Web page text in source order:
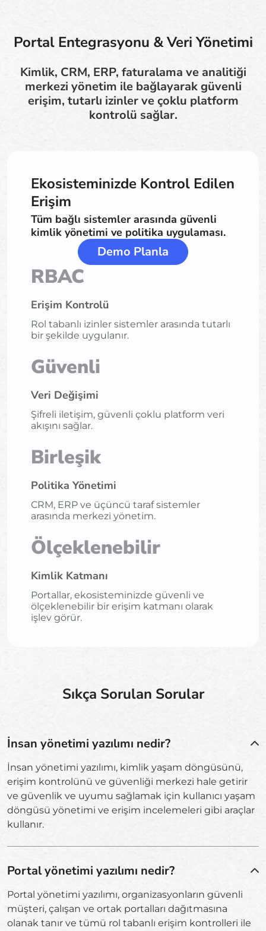
Portal Entegrasyonu & Veri Yönetimi
Kimlik, CRM, ERP, faturalama ve analitiği
merkezi yönetim ile bağlayarak güvenli
erişim, tutarlı izinler ve çoklu platform
kontrolü sağlar.
Ekosisteminizde Kontrol Edilen
Erişim
Tüm bağlı sistemler arasında güvenli
kimlik yönetimi ve politika uygulaması.
Demo Planla
RBAC
Erişim Kontrolü
Rol tabanlı izinler sistemler arasında tutarlı
bir şekilde uygulanır.
Güvenli
Veri Değişimi
Şifreli iletişim, güvenli çoklu platform veri
akışını sağlar.
Birleşik
Politika Yönetimi
CRM, ERP ve üçüncü taraf sistemler
arasında merkezi yönetim.
Ölçeklenebilir
Kimlik Katmanı
Portallar, ekosisteminizde güvenli ve
ölçeklenebilir bir erişim katmanı olarak
işlev görür.
Sıkça Sorulan Sorular
İnsan yönetimi yazılımı nedir?
İnsan yönetimi yazılımı, kimlik yaşam döngüsünü,
erişim kontrolünü ve güvenliği merkezi hale getirir
ve güvenlik ve uyumu sağlamak için kullanıcı yaşam
döngüsü yönetimi ve erişim incelemeleri gibi araçlar
kullanır.
Portal yönetimi yazılımı nedir?
Portal yönetimi yazılımı, organizasyonların güvenli
müşteri, çalışan ve ortak portalları dağıtmasına
olanak tanır ve tümü rol tabanlı erişim kontrolleri ile